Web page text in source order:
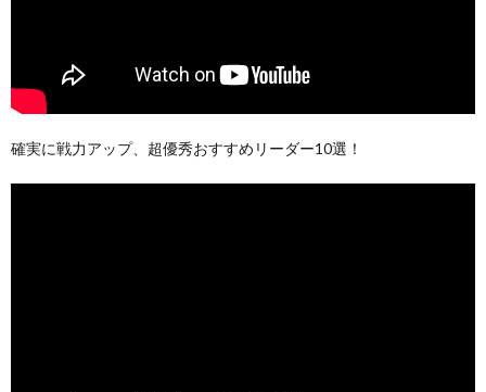
確実に戦力アップ、超優秀おすすめリーダー10選！